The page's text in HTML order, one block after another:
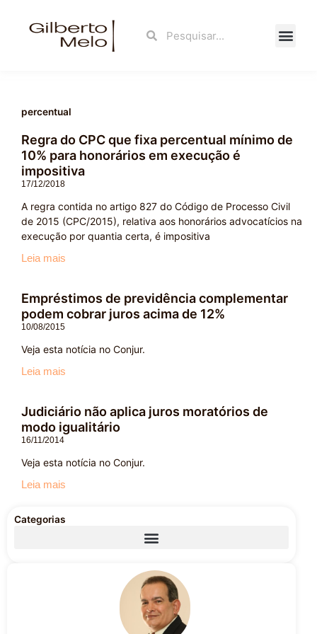
Search
percentual
Regra do CPC que fixa percentual mínimo de
10% para honorários em execução é
impositiva
17/12/2018
A regra contida no artigo 827 do Código de Processo Civil
de 2015 (CPC/2015), relativa aos honorários advocatícios na
execução por quantia certa, é impositiva
Leia mais
Empréstimos de previdência complementar
podem cobrar juros acima de 12%
10/08/2015
Veja esta notícia no Conjur.
Leia mais
Judiciário não aplica juros moratórios de
modo igualitário
16/11/2014
Veja esta notícia no Conjur.
Leia mais
Categorias